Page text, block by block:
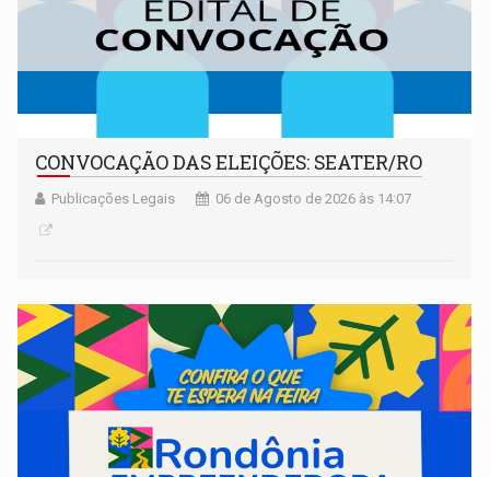
CONVOCAÇÃO DAS ELEIÇÕES: SEATER/RO
Publicações Legais 06 de Agosto de 2026 às 14:07